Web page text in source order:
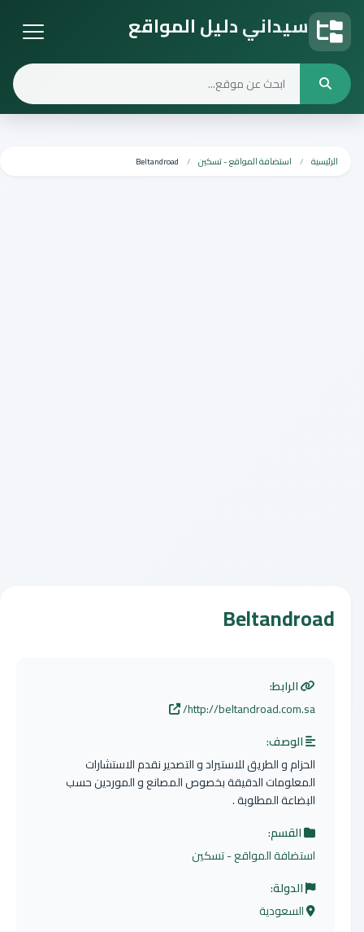
سيداني دليل المواقع
الرئيسية استضافة المواقع - تسكين Beltandroad
Beltandroad
الرابط:
http://beltandroad.com.sa/
الوصف:
الحزام و الطريق للاستيراد و التصدير نقدم الاستشارات
المعلومات الدقيقة بخصوص المصانع و الموردين حسب
البضاعة المطلوبة .
القسم:
استضافة المواقع - تسكين
الدولة:
السعودية